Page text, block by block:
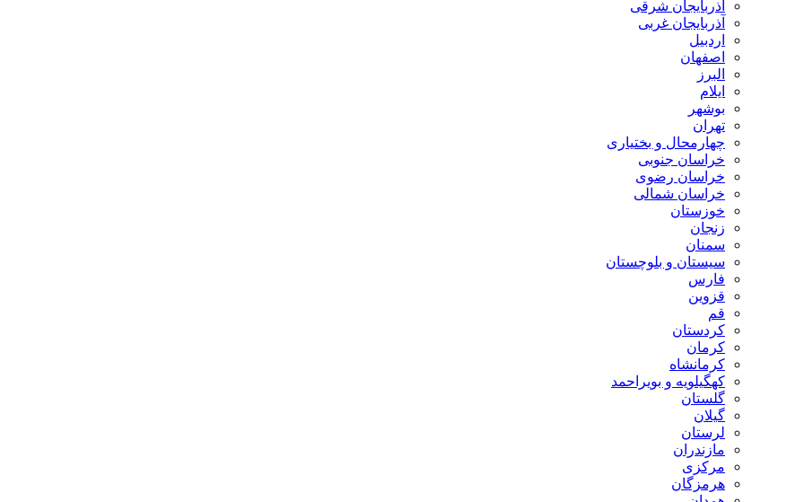
آذربایجان شرقی
آذربایجان غربی
اردبیل
اصفهان
البرز
ایلام
بوشهر
تهران
چهارمحال و بختیاری
خراسان جنوبی
خراسان رضوی
خراسان شمالی
خوزستان
زنجان
سمنان
سیستان و بلوچستان
فارس
قزوین
قم
کردستان
کرمان
کرمانشاه
کهگیلویه و بویراحمد
گلستان
گیلان
لرستان
مازندران
مرکزی
هرمزگان